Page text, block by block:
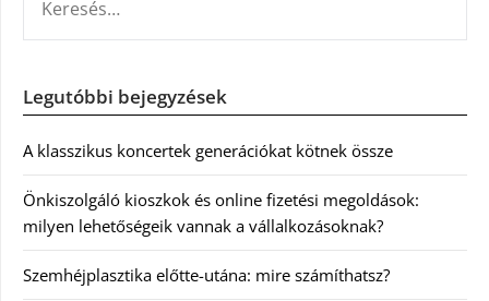
Legutóbbi bejegyzések
A klasszikus koncertek generációkat kötnek össze
Önkiszolgáló kioszkok és online fizetési megoldások:
milyen lehetőségeik vannak a vállalkozásoknak?
Szemhéjplasztika előtte-utána: mire számíthatsz?